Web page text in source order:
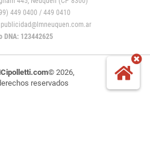
449 0400 / 449 0410
publicidad@lmneuquen.com.ar
DNA: 123442625
© 2026,
reservados